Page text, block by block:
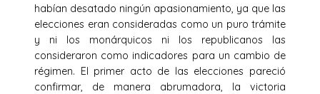
habían desatado ningún apasionamiento, ya que las
elecciones eran consideradas como un puro trámite
y ni los monárquicos ni los republicanos las
consideraron como indicadores para un cambio de
régimen. El primer acto de las elecciones pareció
confirmar, de manera abrumadora, la victoria